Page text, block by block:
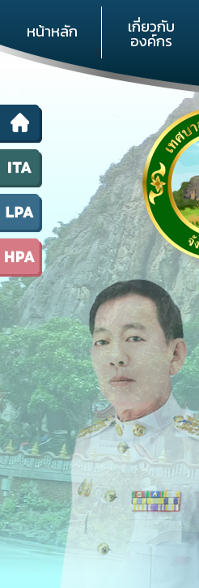
หน้าหลัก เกี่ยวกับ
องค์กร